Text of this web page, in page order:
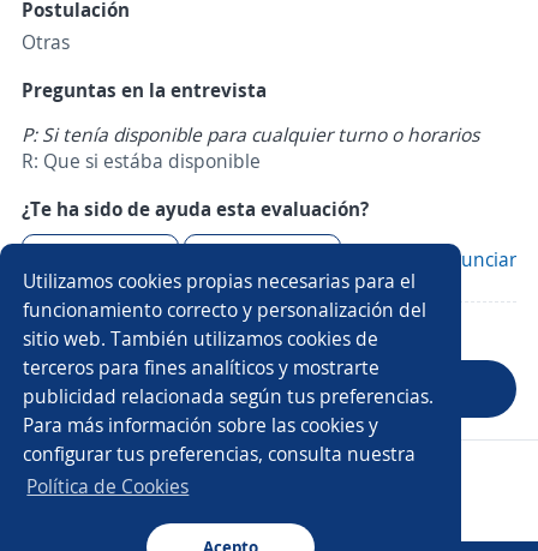
Postulación
Otras
Preguntas en la entrevista
P: Si tenía disponible para cualquier turno o horarios
R: Que si estába disponible
¿Te ha sido de ayuda esta evaluación?
Denunciar
Anterior Siguiente
Copyright 2014 - 2026 DGNET LTD.
Aviso legal
Utilizamos cookies propias necesarias para el
funcionamiento correcto y personalización del
sitio web. También utilizamos cookies de
terceros para fines analíticos y mostrarte
publicidad relacionada según tus preferencias.
Para más información sobre las cookies y
configurar tus preferencias, consulta nuestra
Política de Cookies